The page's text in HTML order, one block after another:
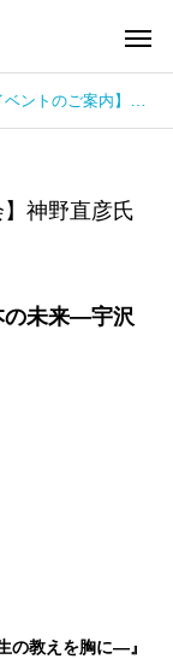
内】【講演会】神野直彦氏講演会開催のお知らせ
】神野直彦氏
の未来―宇沢
の教えを胸に―』